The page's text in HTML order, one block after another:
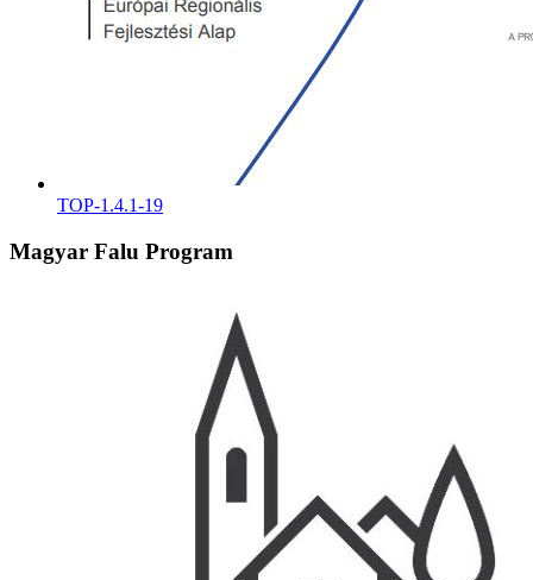
TOP-1.4.1-19
Magyar Falu Program